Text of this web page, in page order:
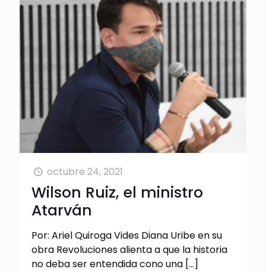
octubre 24, 2021
Wilson Ruiz, el ministro
Atarván
Por: Ariel Quiroga Vides Diana Uribe en su
obra Revoluciones alienta a que la historia
no deba ser entendida cono una […]